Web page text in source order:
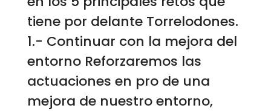
tiene por delante Torrelodones.
1.- Continuar con la mejora del
entorno Reforzaremos las
actuaciones en pro de una
mejora de nuestro entorno,